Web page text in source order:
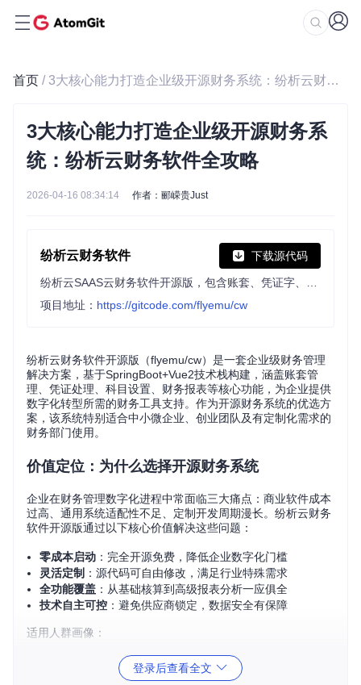
首页 / 3大核心能力打造企业级开源财务系统：纷析云财务软件全攻略
3大核心能力打造企业级开源财务系
统：纷析云财务软件全攻略
2026-04-16 08:34:14 作者：郦嵘贵Just
纷析云财务软件 下载源代码
项目地址： https://gitcode.com/flyemu/cw
纷析云财务软件开源版（flyemu/cw）是一套企业级财务管理
解决方案，基于SpringBoot+Vue2技术栈构建，涵盖账套管
理、凭证处理、科目设置、财务报表等核心功能，为企业提供
数字化转型所需的财务工具支持。作为开源财务系统的优选方
案，该系统特别适合中小微企业、创业团队及有定制化需求的
财务部门使用。
价值定位：为什么选择开源财务系统
企业在财务管理数字化进程中常面临三大痛点：商业软件成本
过高、通用系统适配性不足、定制开发周期漫长。纷析云财务
软件开源版通过以下核心价值解决这些问题：
零成本启动 ：完全开源免费，降低企业数字化门槛
灵活定制 ：源代码可自由修改，满足行业特殊需求
全功能覆盖 ：从基础核算到高级报表分析一应俱全
技术自主可控 ：避免供应商锁定，数据安全有保障
适用人群画像：
年营收500万-2亿的中小微企业财务负责人
希望降低软件采购成本的创业公司
登录后查看全文